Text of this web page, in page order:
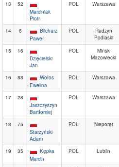
13
52
Marciniak
Piotr
POL Warszawa
14 6
Blicharz
Paweł
POL
Radzyń
Podlaski
15
16
Dzięcielski
Jan
POL
Mińsk
Mazowiecki
16 88
Wołos
Ewelina
POL Warszawa
17
28
Jaszczyszyn
Bartłomiej
POL Warszawa
18
75
Starzyński
Adam
POL Nieporęt
19 35
Kępka
Marcin
POL Lublin